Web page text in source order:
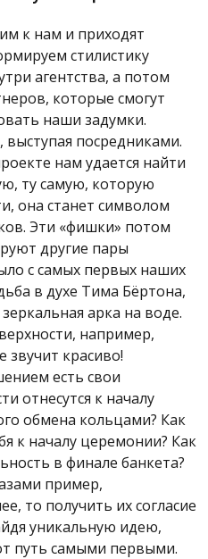
к нам и приходят
стилистику
агентства, а потом
которые смогут
наши задумки.
выступая посредниками.
нам удается найти
ту самую, которую
она станет символом
Эти «фишки» потом
другие пары
с самых первых наших
в духе Тима Бёртона,
арка на воде.
например,
красиво!
есть свои
отнесутся к началу
обмена кольцами? Как
к началу церемонии? Как
в финале банкета?
пример,
то получить их согласие
уникальную идею,
путь самыми первыми.